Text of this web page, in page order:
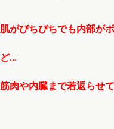
肌がぴちぴちでも内部が
ど…
筋肉や内臓まで若返らせ